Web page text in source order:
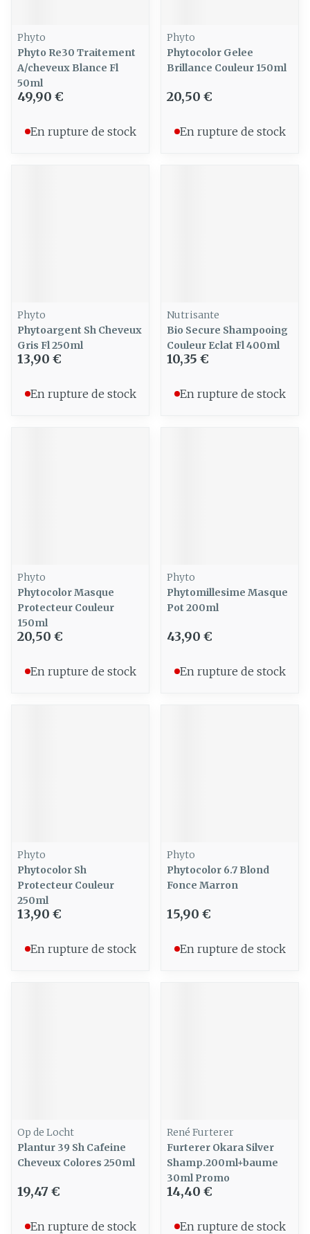
Phyto
Phyto Re30 Traitement
A/cheveux Blance Fl
50ml
49,90 €
En rupture de stock
Phyto
Phytocolor Gelee
Brillance Couleur 150ml
20,50 €
En rupture de stock
Phyto
Phytoargent Sh Cheveux
Gris Fl 250ml
13,90 €
En rupture de stock
Nutrisante
Bio Secure Shampooing
Couleur Eclat Fl 400ml
10,35 €
En rupture de stock
Phyto
Phytocolor Masque
Protecteur Couleur
150ml
20,50 €
En rupture de stock
Phyto
Phytomillesime Masque
Pot 200ml
43,90 €
En rupture de stock
Phyto
Phytocolor Sh
Protecteur Couleur
250ml
13,90 €
En rupture de stock
Phyto
Phytocolor 6.7 Blond
Fonce Marron
15,90 €
En rupture de stock
Op de Locht
Plantur 39 Sh Cafeine
Cheveux Colores 250ml
19,47 €
En rupture de stock
René Furterer
Furterer Okara Silver
Shamp.200ml+baume
30ml Promo
14,40 €
En rupture de stock